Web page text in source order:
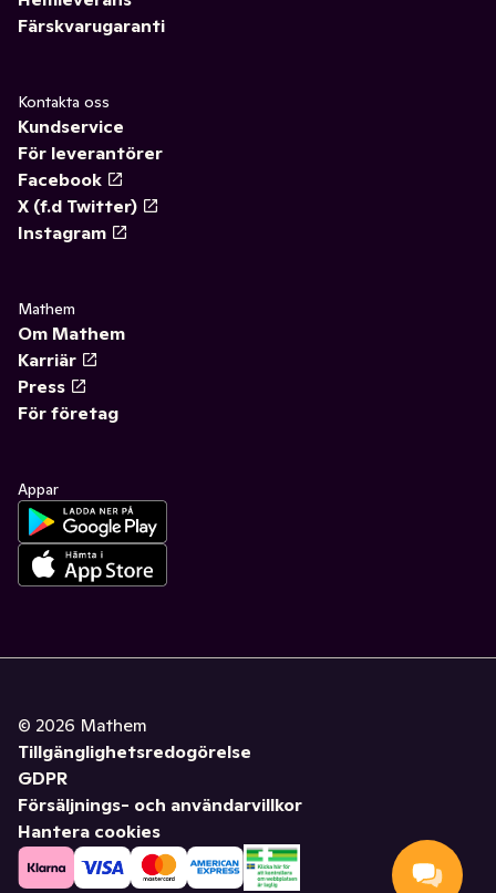
Färskvarugaranti
Kontakta oss
Kundservice
För leverantörer
Facebook
X (f.d Twitter)
Instagram
Mathem
Om Mathem
Karriär
Press
För företag
Appar
© 2026 Mathem
Tillgänglighetsredogörelse
GDPR
Försäljnings- och användarvillkor
Hantera cookies